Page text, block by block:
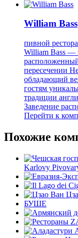
William Bass
пивной
William Bass —
пересечении
обладающий
гостям
традиции
Заведение
Перейти к
Похожие
Karlovy
БУШЕ